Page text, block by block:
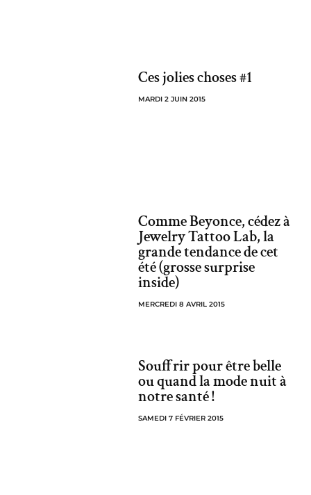
Ces jolies choses #1
MARDI 2 JUIN 2015
Comme Beyonce, cédez à
Jewelry Tattoo Lab, la
grande tendance de cet
été (grosse surprise
inside)
MERCREDI 8 AVRIL 2015
Souffrir pour être belle
ou quand la mode nuit à
notre santé !
SAMEDI 7 FÉVRIER 2015